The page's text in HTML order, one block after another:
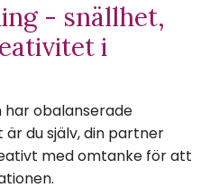
- snällhet,
i
har obalanserade
du själv, din partner
med omtanke för att